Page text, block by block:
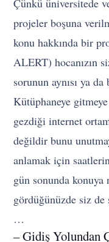
Çünkü üniversitede
projeler boşuna
konu hakkında bir
ALERT) hocanızın
sorunun aynısı ya
Kütüphaneye
gezdiği internet
değildir bunu
anlamak için
gün sonunda
gördüğünüzde siz de
…
– Gidiş Yolundan